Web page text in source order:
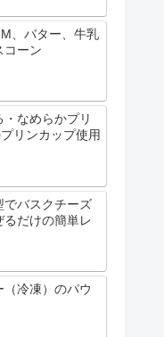
、バター、牛乳
コーン
なめらかプリ
リンカップ使用
でバスクチーズ
るだけの簡単レ
（冷凍）のパウ